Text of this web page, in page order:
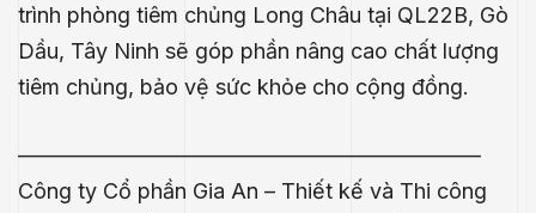
trình phòng tiêm chủng Long Châu tại QL22B, Gò
Dầu, Tây Ninh sẽ góp phần nâng cao chất lượng
tiêm chủng, bảo vệ sức khỏe cho cộng đồng.
—————————————————————–
Công ty Cổ phần Gia An – Thiết kế và Thi công